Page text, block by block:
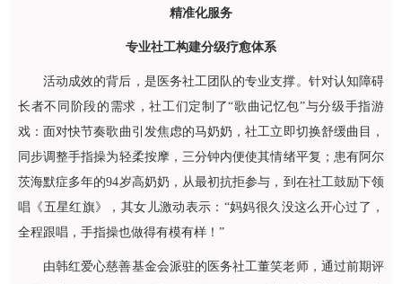
精准化服务
专业社工构建分级疗愈体系
活动成效的背后，是医务社工团队的专业支撑。针对认知障碍
长者不同阶段的需求，社工们定制了“歌曲记忆包”与分级手指游
戏：面对快节奏歌曲引发焦虑的马奶奶，社工立即切换舒缓曲目，
同步调整手指操为轻柔按摩，三分钟内便使其情绪平复；患有阿尔
茨海默症多年的94岁高奶奶，从最初抗拒参与，到在社工鼓励下领
唱《五星红旗》，其女儿激动表示：“妈妈很久没这么开心过了，
全程跟唱，手指操也做得有模有样！”
由韩红爱心慈善基金会派驻的医务社工董笑老师，通过前期评